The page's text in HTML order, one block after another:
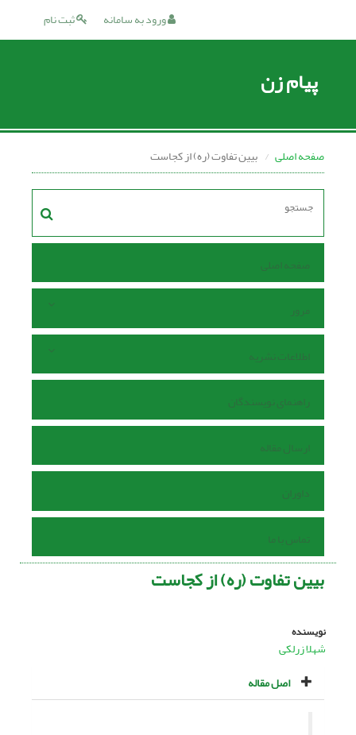
ثبت نام ورود به سامانه
پیام زن
صفحه اصلی بیین تفاوت (ره) از کجاست
صفحه اصلی
مرور
اطلاعات نشریه
راهنمای نویسندگان
ارسال مقاله
داوران
تماس با ما
بیین تفاوت (ره) از کجاست
نویسنده
شهلا زرلکی
اصل مقاله